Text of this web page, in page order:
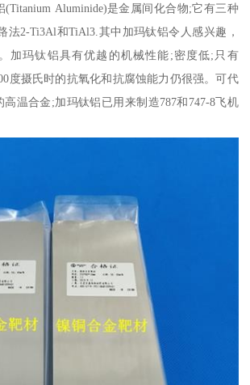
Aluminide)是金属间化合物;它有三种
法2-Ti3Al和TiAl3.其中加玛钛铝令人感兴趣，
加玛钛铝具有优越的机械性能;密度低;只有
度摄氏时的抗氧化和抗腐蚀能力仍很强。可代
温合金;加玛钛铝已用来制造787和747-8飞机